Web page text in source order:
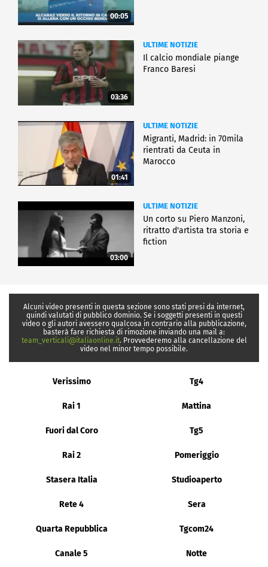
00:05
03:36
ULTIME NOTIZIE
Il calcio mondiale piange
Franco Baresi
01:41
ULTIME NOTIZIE
Migranti, Madrid: in 70mila
rientrati da Ceuta in
Marocco
03:00
ULTIME NOTIZIE
Un corto su Piero Manzoni,
ritratto d'artista tra storia e
fiction
Alcuni video presenti in questa sezione sono stati presi da internet,
quindi valutati di pubblico dominio. Se i soggetti presenti in questi
video o gli autori avessero qualcosa in contrario alla pubblicazione,
basterà fare richiesta di rimozione inviando una mail a:
team_verticali@italiaonline.it. Provvederemo alla cancellazione del
video nel minor tempo possibile.
Verissimo Tg4
Rai 1 Mattina
Fuori dal Coro Tg5
Rai 2 Pomeriggio
Stasera Italia Studioaperto
Rete 4 Sera
Quarta Repubblica Tgcom24
Canale 5 Notte